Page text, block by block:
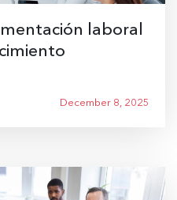
laboral
December 8, 2025